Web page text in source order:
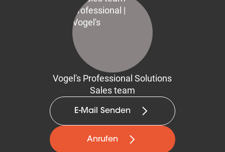
Vogel's Professional Solutions
Sales team
E-Mail Senden
Anrufen